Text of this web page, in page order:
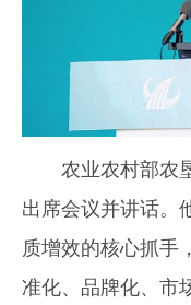
农业农村部农垦
出席会议并讲话。
质增效的核心抓手
准化、品牌化、市